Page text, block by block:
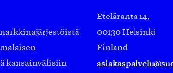
kansainvälisiin
Eteläranta 14,
00130 Helsinki
Finland